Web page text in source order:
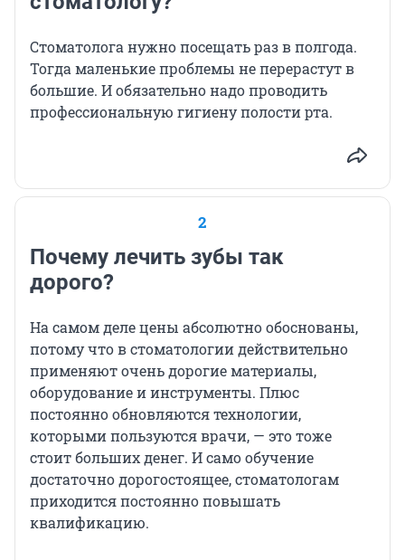
Стоматолога нужно посещать раз в полгода.
Тогда маленькие проблемы не перерастут в
большие. И обязательно надо проводить
профессиональную гигиену полости рта.
2
Почему лечить зубы так
дорого?
На самом деле цены абсолютно обоснованы,
потому что в стоматологии действительно
применяют очень дорогие материалы,
оборудование и инструменты. Плюс
постоянно обновляются технологии,
которыми пользуются врачи, — это тоже
стоит больших денег. И само обучение
достаточно дорогостоящее, стоматологам
приходится постоянно повышать
квалификацию.